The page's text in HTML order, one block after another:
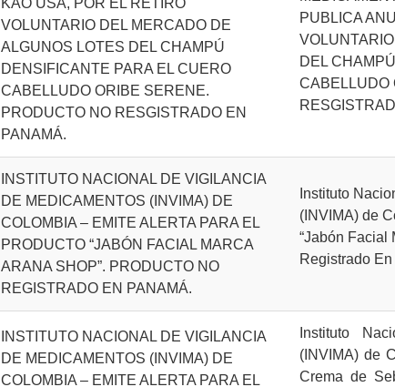
VOLUNTARIO DEL MERCADO DE
ALGUNOS LOTES DEL CHAMPÚ
DENSIFICANTE PARA EL CUERO
CABELLUDO ORIBE SERENE.
PRODUCTO NO RESGISTRADO EN
PANAMÁ.
PUBLICA
DEL
CABELLUDO
INSTITUTO NACIONAL DE VIGILANCIA
DE MEDICAMENTOS (INVIMA) DE
COLOMBIA – EMITE ALERTA PARA EL
PRODUCTO “JABÓN FACIAL MARCA
ARANA SHOP”. PRODUCTO NO
REGISTRADO EN PANAMÁ.
Instituto
(INVIMA) de
“Jabón Facial
Registrado
INSTITUTO NACIONAL DE VIGILANCIA
DE MEDICAMENTOS (INVIMA) DE
COLOMBIA – EMITE ALERTA PARA EL
Instituto
(INVIMA) de
Crema de